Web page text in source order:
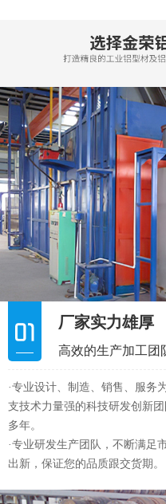
厂家实力雄厚
高效的生产加工团
·专业设计、制造、销售、服务
支技术力量强的科技研发创新
多年。
·专业研发生产团队，不断满足
出新，保证您的品质跟交货期。